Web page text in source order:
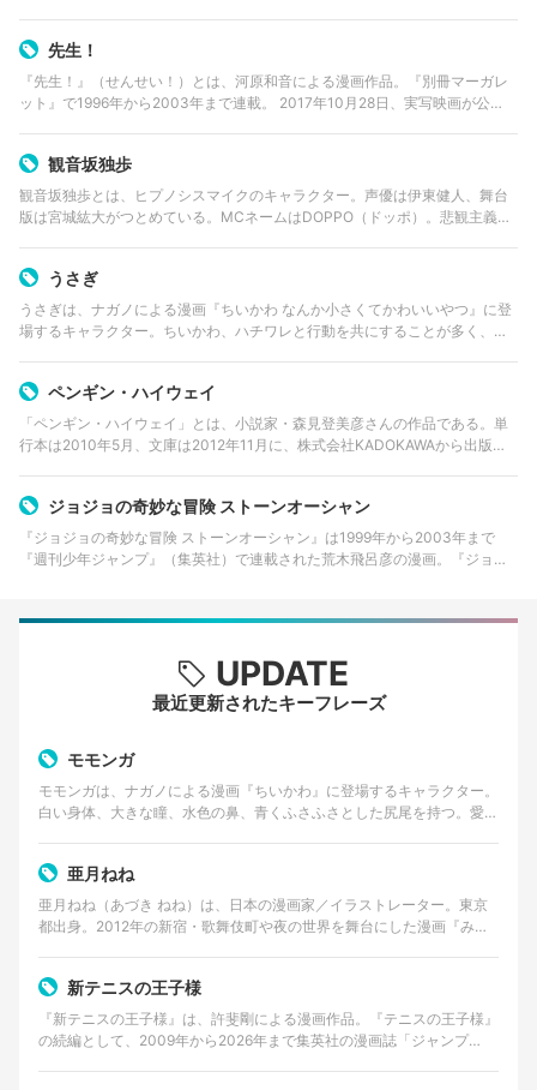
先生！
『先生！』（せんせい！）とは、河原和音による漫画作品。『別冊マーガレ
ット』で1996年から2003年まで連載。 2017年10月28日、実写映画が公
観音坂独歩
観音坂独歩とは、ヒプノシスマイクのキャラクター。声優は伊東健人、舞台
版は宮城紘大がつとめている。MCネームはDOPPO（ドッポ）。悲観主義者
うさぎ
うさぎは、ナガノによる漫画『ちいかわ なんか小さくてかわいいやつ』に登
場するキャラクター。ちいかわ、ハチワレと行動を共にすることが多く、作
ペンギン・ハイウェイ
「ペンギン・ハイウェイ」とは、小説家・森見登美彦さんの作品である。単
行本は2010年5月、文庫は2012年11月に、株式会社KADOKAWAから出版さ
ジョジョの奇妙な冒険 ストーンオーシャン
『ジョジョの奇妙な冒険 ストーンオーシャン』は1999年から2003年まで
『週刊少年ジャンプ』（集英社）で連載された荒木飛呂彦の漫画。『ジョジ
UPDATE
最近更新されたキーフレーズ
モモンガ
モモンガは、ナガノによる漫画『ちいかわ』に登場するキャラクター。
白い身体、大きな瞳、水色の鼻、青くふさふさとした尻尾を持つ。愛ら
亜月ねね
亜月ねね（あづき ねね）は、日本の漫画家／イラストレーター。東京
都出身。2012年の新宿・歌舞伎町や夜の世界を舞台にした漫画『みい
新テニスの王子様
『新テニスの王子様』は、許斐剛による漫画作品。『テニスの王子様』
の続編として、2009年から2026年まで集英社の漫画誌「ジャンプ